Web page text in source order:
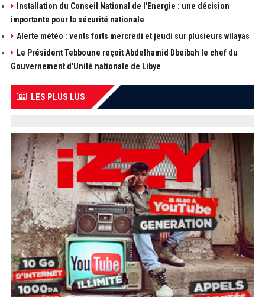
Installation du Conseil National de l'Energie : une décision
importante pour la sécurité nationale
Alerte météo : vents forts mercredi et jeudi sur plusieurs wilayas
Le Président Tebboune reçoit Abdelhamid Dbeibah le chef du
Gouvernement d'Unité nationale de Libye
LES PLUS LUS